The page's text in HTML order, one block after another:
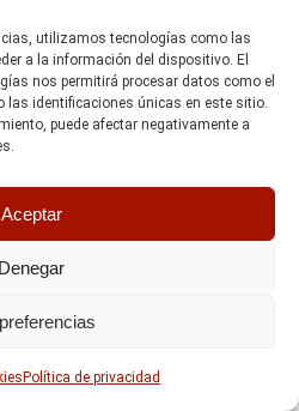
utilizamos tecnologías como las
a la información del dispositivo. El
nos permitirá procesar datos como el
las identificaciones únicas en este sitio.
puede afectar negativamente a
Aceptar
Denegar
Política de privacidad
mejorar la seguridad
por órdenes de
APIs estandarizadas
seguro y fiable.
integrar varias APIs
algunas como Device
Quality on Demand,